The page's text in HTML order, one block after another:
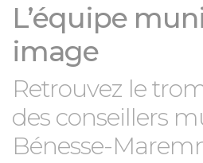
L’équipe
image
Retrouvez le
des conseillers
Bénesse-